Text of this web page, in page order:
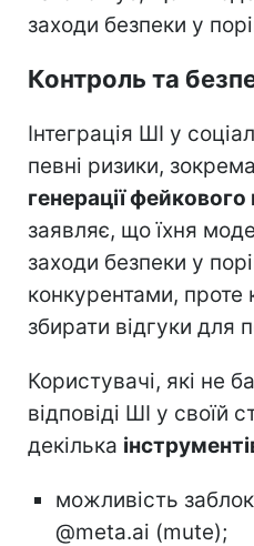
заходи безпеки у
Контроль та
Інтеграція ШІ у
певні ризики, зокрема
генерації
заявляє, що їхня
заходи безпеки у
конкурентами,
збирати відгуки для
Користувачі, які не
відповіді ШІ у своїй
декілька
можливість
@meta.ai (mute);